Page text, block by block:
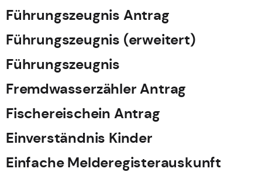
Führungszeugnis Antrag
Führungszeugnis (erweitert)
Führungszeugnis
Fremdwasserzähler Antrag
Fischereischein Antrag
Einverständnis Kinder
Einfache Melderegisterauskunft